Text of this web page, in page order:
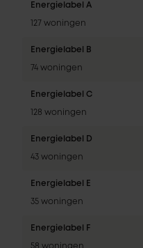
Energielabel A
127 woningen
Energielabel B
74 woningen
Energielabel C
128 woningen
Energielabel D
43 woningen
Energielabel E
35 woningen
Energielabel F